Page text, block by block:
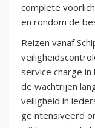
complete
en rondom de
Reizen vanaf
service charge
de wachtrijen
veiligheid in
geïntensiveerd